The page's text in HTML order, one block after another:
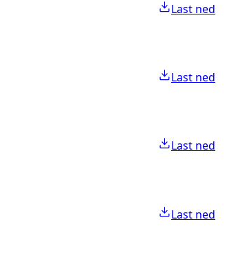
Last ned
Last ned
Last ned
Last ned